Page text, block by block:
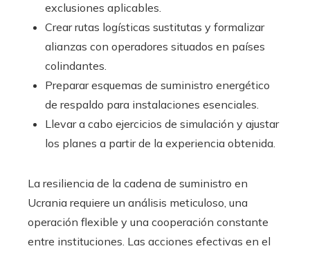
exclusiones aplicables.
Crear rutas logísticas sustitutas y formalizar
alianzas con operadores situados en países
colindantes.
Preparar esquemas de suministro energético
de respaldo para instalaciones esenciales.
Llevar a cabo ejercicios de simulación y ajustar
los planes a partir de la experiencia obtenida.
La resiliencia de la cadena de suministro en
Ucrania requiere un análisis meticuloso, una
operación flexible y una cooperación constante
entre instituciones. Las acciones efectivas en el